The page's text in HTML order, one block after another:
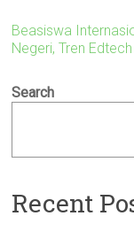
Beasiswa
Negeri, Tren Edtech
Search
Recent